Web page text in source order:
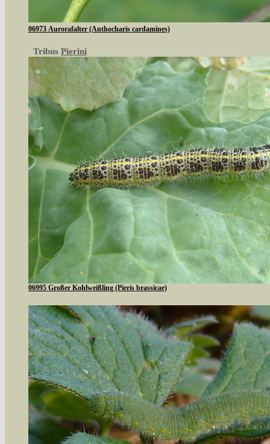
06973 Aurorafalter (Anthocharis cardamines)
Tribus Pierini
06995 Großer Kohlweißling (Pieris brassicae)